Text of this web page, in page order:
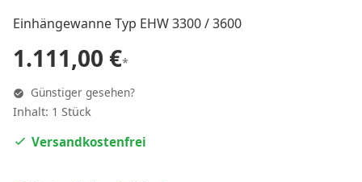
Einhängewanne Typ EHW 3300 / 3600
1.111,00 €*
Günstiger gesehen?
Inhalt: 1 Stück
Versandkostenfrei